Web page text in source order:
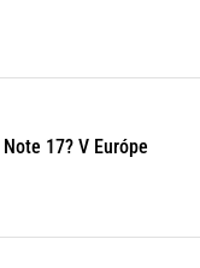
17? V Európe